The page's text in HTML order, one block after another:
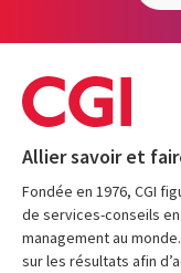
Allier savoir et
Fondée en 1976, CGI
de services-conseils
management au
sur les résultats afin